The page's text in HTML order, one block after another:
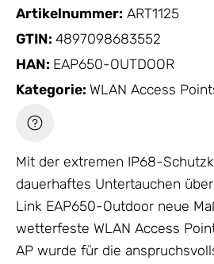
Artikelnummer: ART1125
GTIN: 4897098683552
HAN: EAP650-OUTDOOR
Kategorie: WLAN Access
Mit der extremen IP68-
dauerhaftes Untertauchen
Link EAP650-Outdoor neue
wetterfeste WLAN Access
AP wurde für die